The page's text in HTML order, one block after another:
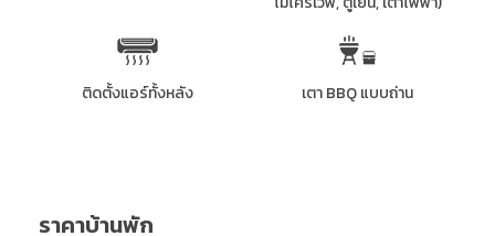
ติดตั้งแอร์ทั้งหลัง เตา BBQ แบบถ่าน
ราคาบ้านพัก